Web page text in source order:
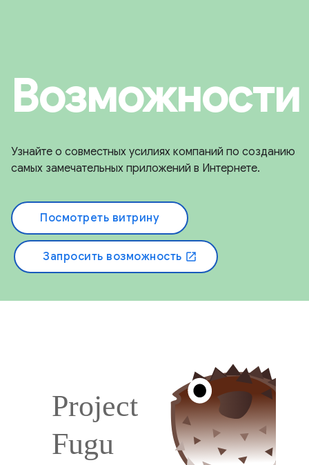
Возможности
Узнайте о совместных усилиях компаний по созданию
самых замечательных приложений в Интернете.
Посмотреть витрину
Запросить возможность open_in_new